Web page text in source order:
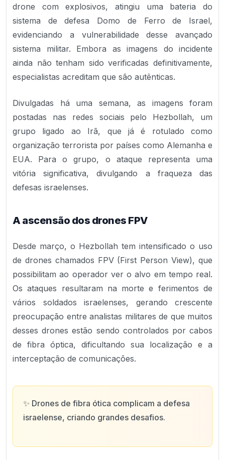
drone com explosivos, atingiu uma bateria do
sistema de defesa Domo de Ferro de Israel,
evidenciando a vulnerabilidade desse avançado
sistema militar. Embora as imagens do incidente
ainda não tenham sido verificadas definitivamente,
especialistas acreditam que são autênticas.
Divulgadas há uma semana, as imagens foram
postadas nas redes sociais pelo Hezbollah, um
grupo ligado ao Irã, que já é rotulado como
organização terrorista por países como Alemanha e
EUA. Para o grupo, o ataque representa uma
vitória significativa, divulgando a fraqueza das
defesas israelenses.
A ascensão dos drones FPV
Desde março, o Hezbollah tem intensificado o uso
de drones chamados FPV (First Person View), que
possibilitam ao operador ver o alvo em tempo real.
Os ataques resultaram na morte e ferimentos de
vários soldados israelenses, gerando crescente
preocupação entre analistas militares de que muitos
desses drones estão sendo controlados por cabos
de fibra óptica, dificultando sua localização e a
interceptação de comunicações.
✨ Drones de fibra ótica complicam a defesa
israelense, criando grandes desafios.